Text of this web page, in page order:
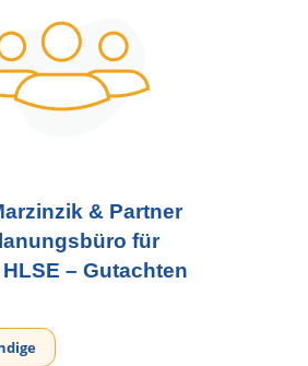
& Partner
für
– Gutachten